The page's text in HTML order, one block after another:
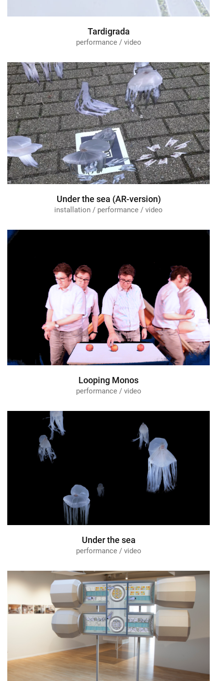
Tardigrada
performance / video
Under the sea (AR-version)
installation / performance / video
Looping Monos
performance / video
Under the sea
performance / video